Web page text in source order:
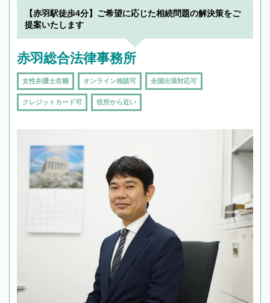
【赤羽駅徒歩4分】ご希望に応じた相続問題の解決策をご
提案いたします
赤羽総合法律事務所
女性弁護士在籍 オンライン相談可 全国出張対応可
クレジットカード可 役所から近い